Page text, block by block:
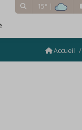
15° |
Accueil